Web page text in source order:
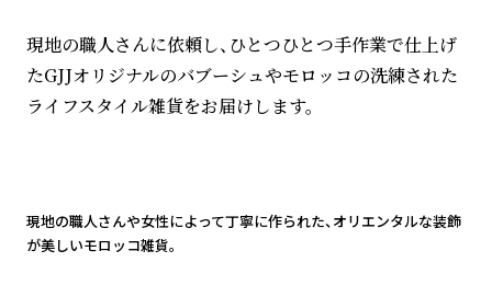
現地の職人さんに依頼し、ひとつひとつ手作業で仕上げ
たGJJオリジナルのバブーシュやモロッコの洗練された
ライフスタイル雑貨をお届けします。
現地の職人さんや女性によって丁寧に作られた、オリエンタルな装飾
が美しいモロッコ雑貨。